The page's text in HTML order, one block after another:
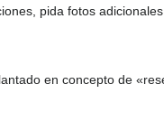
pida fotos
en concepto de